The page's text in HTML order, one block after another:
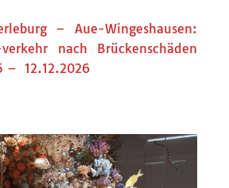
– Aue-Wingeshausen:
verkehr nach Brückenschäden
– 12.12.2026